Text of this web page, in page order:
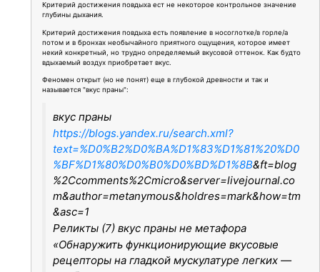
Критерий достижения повдыха ест не некоторое контрольное значение
глубины дыхания.
Критерий достижения повдыха есть появление в носоглотке/в горле/а
потом и в бронхах необычайного приятного ощущения, которое имеет
некий конкретный, но трудно определяемый вкусовой оттенок. Как будто
вдыхаемый воздух приобретает вкус.
Феномен открыт (но не понят) еще в глубокой древности и так и
называется "вкус праны":
вкус праны
https://blogs.yandex.ru/search.xml?
text=%D0%B2%D0%BA%D1%83%D1%81%20%D0
%BF%D1%80%D0%B0%D0%BD%D1%8B&ft=blog
%2Ccomments%2Cmicro&server=livejournal.co
m&author=metanymous&holdres=mark&how=tm
&asc=1
Реликты (7) вкус праны не метафора
«Обнаружить функционирующие вкусовые
рецепторы на гладкой мускулатуре легких —